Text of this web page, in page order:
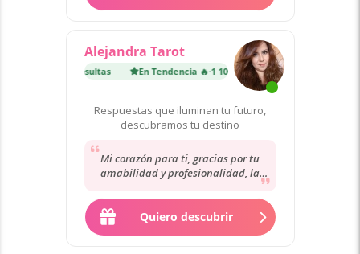
Alejandra Tarot
1 100 consultas En Tendencia 🔥 ·1 100 consultas
Respuestas que iluminan tu futuro,
descubramos tu destino
Mi corazón para ti, gracias por tu
amabilidad y profesionalidad, la
bien con ella,...
Quiero descubrir